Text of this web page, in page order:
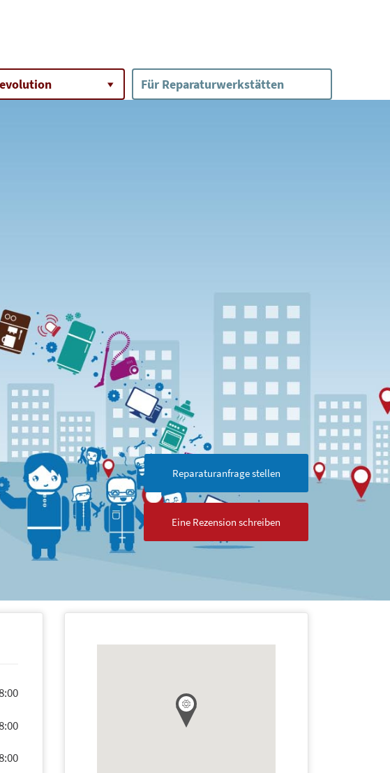
Für Reparaturwerkstätten
Reparaturanfrage stellen
Eine Rezension schreiben